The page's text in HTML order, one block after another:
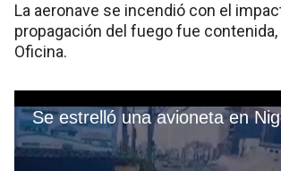
La aeronave se incendió con el
propagación del fuego fue contenida,
Oficina.